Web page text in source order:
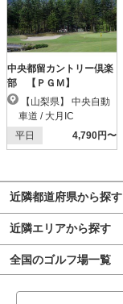
中央都留カントリー倶楽
部 【ＰＧＭ】
車道 / 大月IC
平日
4,790円〜
近隣都道府県から探す
近隣エリアから探す
全国のゴルフ場一覧